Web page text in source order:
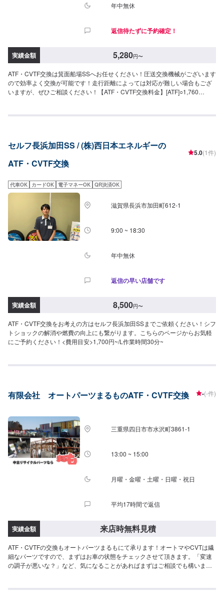
年中無休
返信待たずに予約確定！
実績金額 5,280円〜
ATF・CVTF交換は箕面船場SSへお任せください！圧送交換機械がございます
ので効率よく交換が可能です！走行距離によっては対応が難しい場合もござ
いますが、ぜひご相談ください！【ATF・CVTF交換料金】[ATF]○1,760
セルフ長浜加田SS / (株)西日本エネルギーの
ATF・CVTF交換
5.0(1件)
代車OK カードOK 電子マネーOK QR決済OK
滋賀県長浜市加田町612-1
9:00 ~ 18:30
年中無休
返信の早い店舗です
実績金額 8,500円〜
ATF・CVTF交換をお考えの方はセルフ長浜加田SSまでご依頼ください！シフ
トショックの解消や燃費の向上にも繋がります。こちらのページからお気軽
にご予約ください！<費用目安>1,700円~/L作業時間30分~
有限会社 オートパーツまるものATF・CVTF交換 -(-件)
三重県四日市市水沢町3861-1
13:00 ~ 15:00
月曜・金曜・土曜・日曜・祝日
平均17時間で返信
実績金額 来店時無料見積
ATF・CVTFの交換もオートパーツまるもにて承ります！オートマやCVTは繊
細なパーツですので、まずはお車の状態をチェックさせて頂きます。「変速
の調子が悪いな？」など、気になることがあればまずはご相談でも構いませ